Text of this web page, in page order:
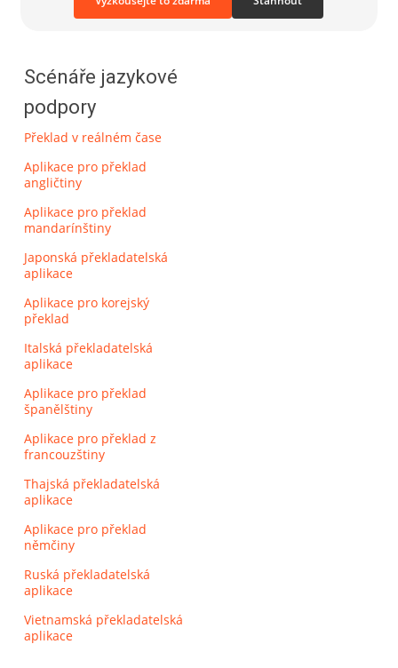
Scénáře jazykové
podpory
Překlad v reálném čase
Aplikace pro překlad
angličtiny
Aplikace pro překlad
mandarínštiny
Japonská překladatelská
aplikace
Aplikace pro korejský
překlad
Italská překladatelská
aplikace
Aplikace pro překlad
španělštiny
Aplikace pro překlad z
francouzštiny
Thajská překladatelská
aplikace
Aplikace pro překlad
němčiny
Ruská překladatelská
aplikace
Vietnamská překladatelská
aplikace